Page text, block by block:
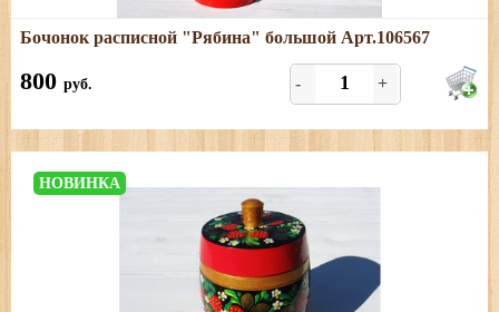
Подробнее
Размеры: диаметр - 10,5 см; высота (с ручкой) - 14 см
Бочонок расписной "Рябина" большой Арт.106567
800 руб. - +
НОВИНКА